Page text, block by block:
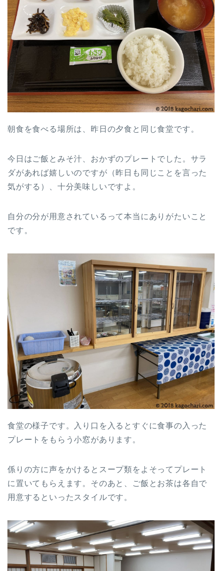
朝食を食べる場所は、昨日の夕食と同じ食堂です。
今日はご飯とみそ汁、おかずのプレートでした。サラ
ダがあれば嬉しいのですが（昨日も同じことを言った
気がする）、十分美味しいですよ。
自分の分が用意されているって本当にありがたいこと
です。
食堂の様子です。入り口を入るとすぐに食事の入った
プレートをもらう小窓があります。
係りの方に声をかけるとスープ類をよそってプレート
に置いてもらえます。そのあと、ご飯とお茶は各自で
用意するといったスタイルです。